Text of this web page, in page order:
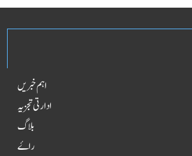
اہم خبریں
ادارتی تجزیہ
بلاگ
راۓ